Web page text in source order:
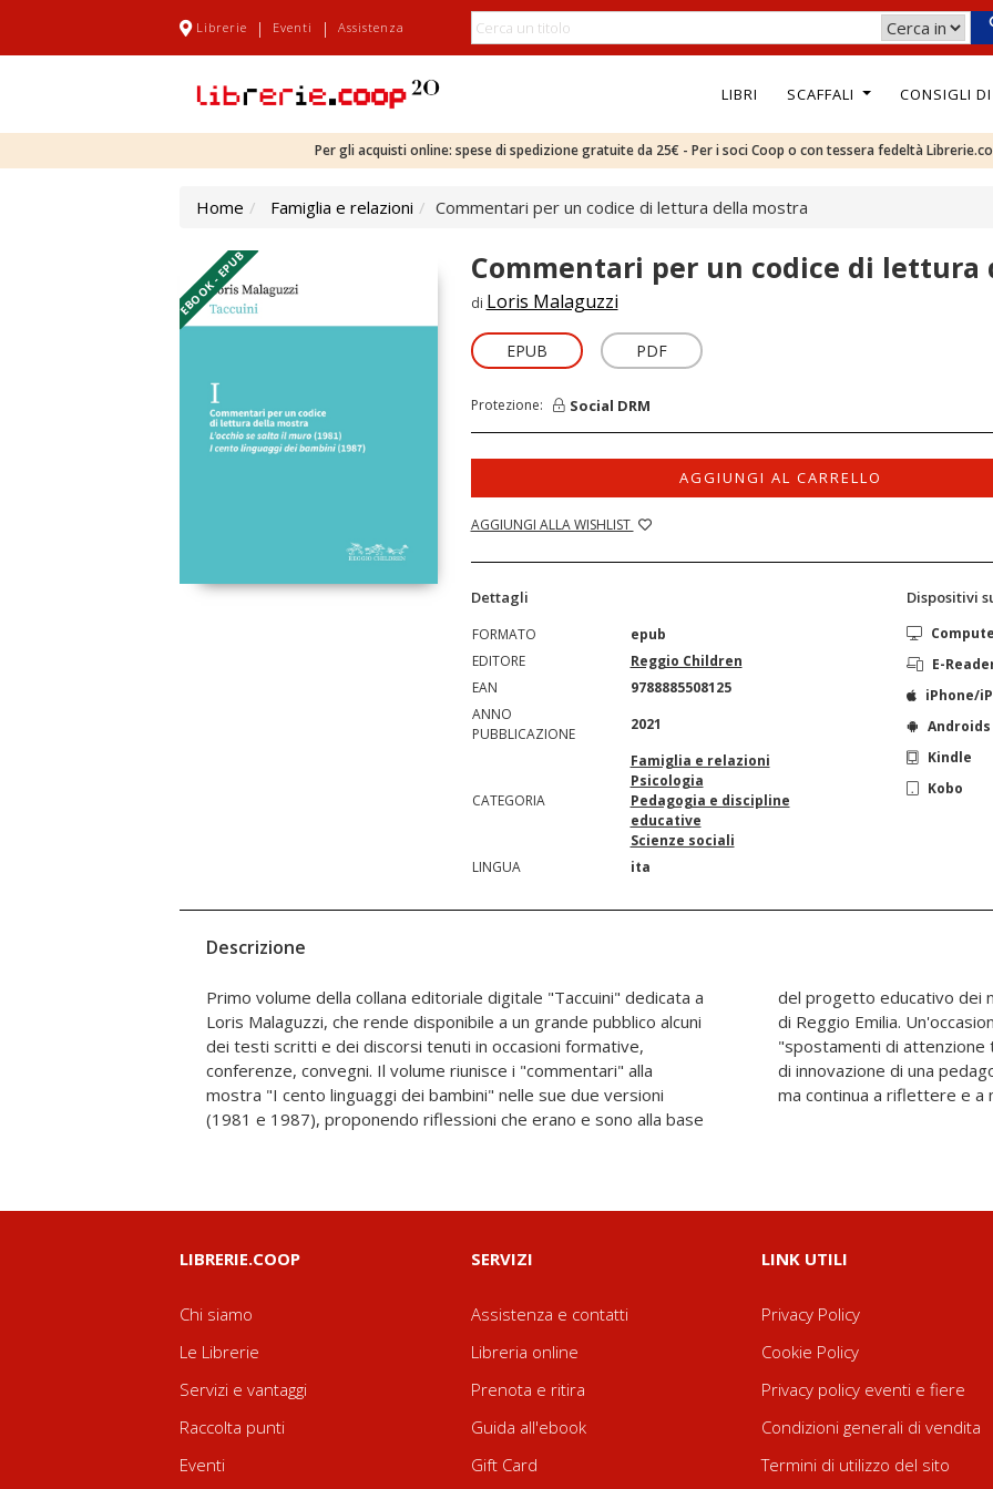
Librerie | Eventi | Assistenza
LIBRI SCAFFALI CONSIGLI
Per gli acquisti online: spese di spedizione gratuite da 25€ - Per i soci Coop o con tessera fedeltà
Home Famiglia e relazioni Commentari per un codice di lettura della mostra
EBOOK - EPUB Commentari per un codice di lettura
di Loris Malaguzzi
EPUB PDF
Protezione: Social DRM
AGGIUNGI AL CARRELLO
AGGIUNGI ALLA WISHLIST
Dettagli
FORMATO
epub
EDITORE
Reggio Children
EAN
9788885508125
ANNO
PUBBLICAZIONE
2021
CATEGORIA
Famiglia e relazioni
Psicologia
Pedagogia e discipline
educative
Scienze sociali
LINGUA
ita
Dispositivi
E-
iPhone/
Androids
Kindle
Kobo
Descrizione
Primo volume della collana editoriale digitale "Taccuini" dedicata a
Loris Malaguzzi, che rende disponibile a un grande pubblico alcuni
dei testi scritti e dei discorsi tenuti in occasioni formative,
conferenze, convegni. Il volume riunisce i "commentari" alla
mostra "I cento linguaggi dei bambini" nelle sue due versioni
(1981 e 1987), proponendo riflessioni che erano e sono alla base
del progetto educativo dei nidi e delle scuole dell'infanzia comunali
di Reggio Emilia. Un'occasione per rileggere l'evoluzione e gli
"spostamenti di attenzione teorica" che testimoniano la capacità
di innovazione di una pedagogia che non si cristallizza nel tempo
ma continua a riflettere e a
LIBRERIE.COOP
Chi siamo
Le Librerie
Servizi e vantaggi
Raccolta punti
Eventi
SERVIZI
Assistenza e contatti
Libreria online
Prenota e ritira
Guida all'ebook
Gift Card
LINK UTILI
Privacy Policy
Cookie Policy
Privacy policy eventi e fiere
Condizioni generali di vendita
Termini di utilizzo del sito